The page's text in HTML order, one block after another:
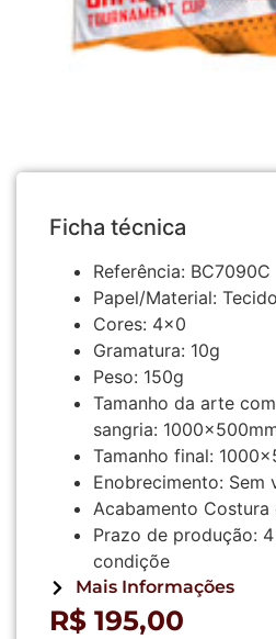
Ficha técnica
Referência: BC7090C
Papel/Material:
Cores: 4×0
Gramatura: 10g
Peso: 150g
Tamanho da arte com
sangria:
Tamanho final:
Enobrecimento: Sem
Acabamento
Prazo de produção: 4
condiçõe
Mais Informações
R$ 195,00